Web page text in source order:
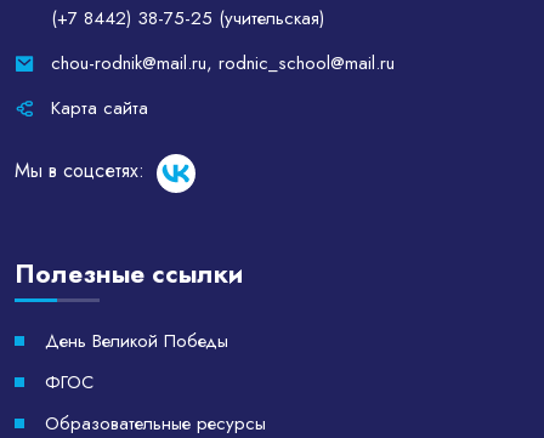
(+7 8442) 38-75-25 (учительская)
chou-rodnik@mail.ru, rodnic_school@mail.ru
Карта сайта
Мы в соцсетях:
Полезные ссылки
День Великой Победы
ФГОС
Образовательные ресурсы